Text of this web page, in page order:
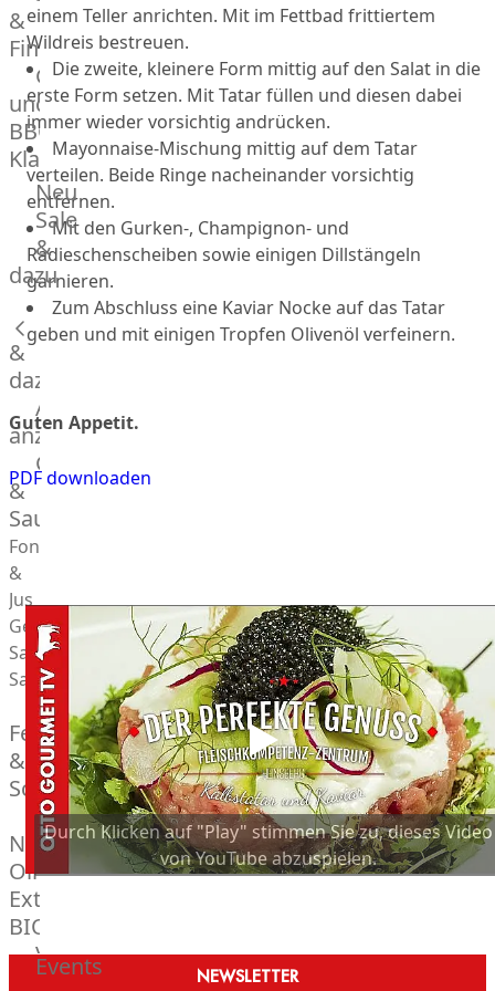
Manufaktur
Bratwurstsets
Toppings
Hackfleisch
Aufschnitt
Schinken
&
Fingerfood
Grill-
und
BBQ-
Klassiker
Beilagen
Brot
Brötchen
Brot
Burger
Buns
&
Hot
Dog
Brötchen
Desserts
Neu
Sale
&
dazu
&
dazu
Alle
anzeigen
Gewürze
&
Saucen
Fonds
&
Jus
Gewürze
Salz
Saucen
Butter,
Fett
&
Schmalz
ItalianBar
Natives
Olivenöl
Extra
BIO
Veggie
Hardware
Events
einem Teller anrichten. Mit im Fettbad frittiertem
Wildreis bestreuen.
Die zweite, kleinere Form mittig auf den Salat in die
erste Form setzen. Mit Tatar füllen und diesen dabei
immer wieder vorsichtig andrücken.
Mayonnaise-Mischung mittig auf dem Tatar
verteilen. Beide Ringe nacheinander vorsichtig
entfernen.
Mit den Gurken-, Champignon- und
Radieschenscheiben sowie einigen Dillstängeln
garnieren.
Zum Abschluss eine Kaviar Nocke auf das Tatar
geben und mit einigen Tropfen Olivenöl verfeinern.
Guten Appetit.
PDF downloaden
Durch Klicken auf "Play" stimmen Sie zu, dieses Video
von YouTube abzuspielen.
NEWSLETTER